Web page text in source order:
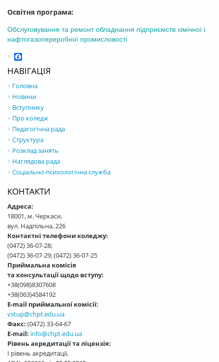
Освітня програма:
Обслуговування та ремонт обладнання підприємств хімічної і
нафтогазопереробної промисловості
НАВІГАЦІЯ
Головна
Новини
Вступнику
Про коледж
Педагогічна рада
Структура
Розклад занять
Наглядова рада
Соціально-психологічна служба
КОНТАКТИ
Адреса:
18001, м. Черкаси,
вул. Надпільна, 226
Контактні телефони коледжу:
(0472) 36-07-28;
(0472) 36-07-29; (0472) 36-07-25
Приймальна комісія
та консультації щодо вступу:
+38(098)8307608
+38(063)4584192
E-mail приймальної комісії:
vstup@chpt.edu.ua
Факс: (0472) 33-64-67
E-mail: info@chpt.edu.ua
Рівень акредитації та ліцензія:
І рівень акредитації,